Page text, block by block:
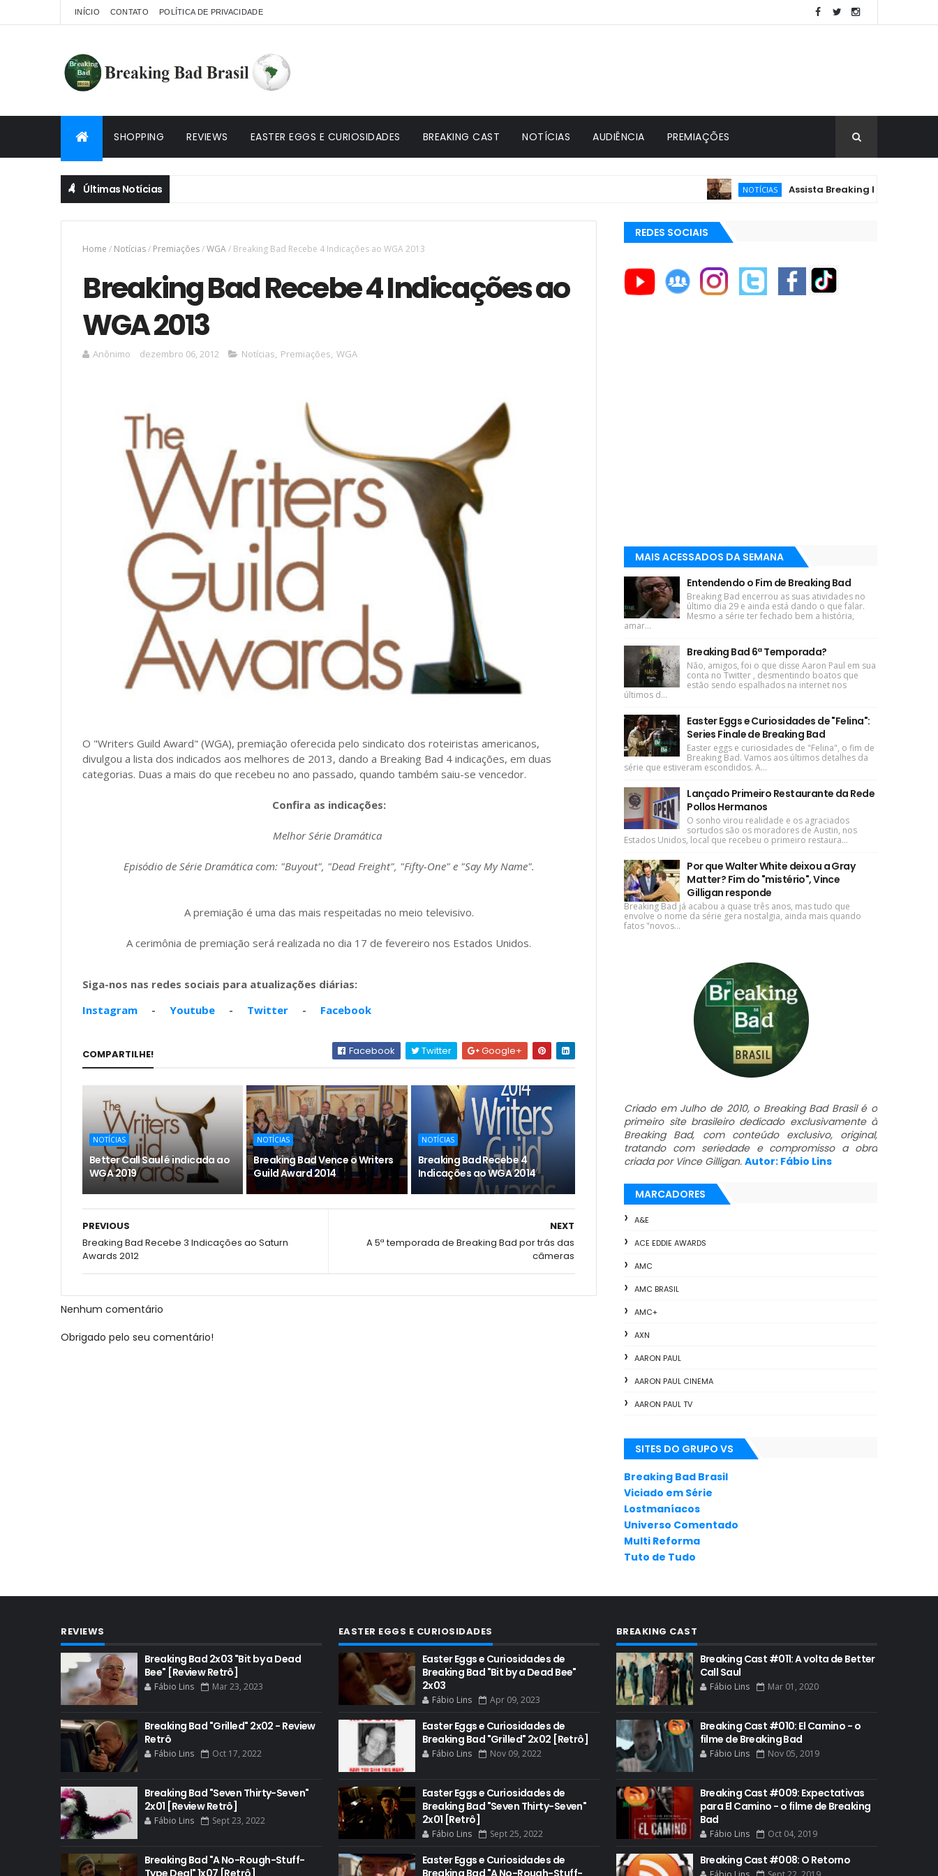
INÍCIO CONTATO POLÍTICA DE PRIVACIDADE
SHOPPING REVIEWS EASTER EGGS E CURIOSIDADES BREAKING CAST NOTÍCIAS AUDIÊNCIA PREMIAÇÕES
Últimas Notícias NOTÍCIAS Assista Breaking Bad de GRAÇA 24
Home / Notícias/ Premiações/WGA/ Breaking Bad Recebe 4 Indicações ao WGA 2013
Breaking Bad Recebe 4 Indicações ao
WGA 2013
Anônimo dezembro 06, 2012 Notícias, Premiações, WGA
O "Writers Guild Award" (WGA), premiação oferecida pelo sindicato dos roteiristas americanos,
divulgou a lista dos indicados aos melhores de 2013, dando a Breaking Bad 4 indicações, em duas
categorias. Duas a mais do que recebeu no ano passado, quando também saiu-se vencedor.
Confira as indicações:
Melhor Série Dramática
Episódio de Série Dramática com: "Buyout", "Dead Freight", "Fifty-One" e "Say My Name".
A premiação é uma das mais respeitadas no meio televisivo.
A cerimônia de premiação será realizada no dia 17 de fevereiro nos Estados Unidos.
Siga-nos nas redes sociais para atualizações diárias:
Instagram
- Youtube - Twitter - Facebook
COMPARTILHE! Facebook Twitter Google+
NOTÍCIAS
Better Call Saul é indicada ao
WGA 2019
NOTÍCIAS
Breaking Bad Vence o Writers
Guild Award 2014
NOTÍCIAS
Breaking Bad Recebe 4
Indicações ao WGA 2014
NEXT
A 5ª temporada de Breaking Bad por trás das
câmeras
PREVIOUS
Breaking Bad Recebe 3 Indicações ao Saturn
Awards 2012
Nenhum comentário
Obrigado pelo seu comentário!
REDES SOCIAIS
MAIS ACESSADOS DA SEMANA
Entendendo o Fim de Breaking Bad
Breaking Bad encerrou as suas atividades no
último dia 29 e ainda está dando o que falar.
Mesmo a série ter fechado bem a história,
amar...
Breaking Bad 6ª Temporada?
Não, amigos, foi o que disse Aaron Paul em sua
conta no Twitter , desmentindo boatos que
estão sendo espalhados na internet nos
últimos d...
Easter Eggs e Curiosidades de "Felina":
Series Finale de Breaking Bad
Easter eggs e curiosidades de "Felina", o fim de
Breaking Bad. Vamos aos últimos detalhes da
série que estiveram escondidos. A...
Lançado Primeiro Restaurante da Rede
Pollos Hermanos
O sonho virou realidade e os agraciados
sortudos são os moradores de Austin, nos
Estados Unidos, local que recebeu o primeiro restaura...
Por que Walter White deixou a Gray
Matter? Fim do "mistério", Vince
Gilligan responde
Breaking Bad já acabou a quase três anos, mas tudo que
envolve o nome da série gera nostalgia, ainda mais quando
fatos "novos...
Criado em Julho de 2010, o Breaking Bad Brasil é o
primeiro site brasileiro dedicado exclusivamente à
Breaking Bad, com conteúdo exclusivo, original,
tratando com seriedade e compromisso a obra
criada por Vince Gilligan. Autor: Fábio Lins
MARCADORES
A&E
ACE EDDIE AWARDS
AMC
AMC BRASIL
AMC+
AXN
AARON PAUL
AARON PAUL CINEMA
AARON PAUL TV
ANIMAÇÃO
ANNA GUNN
APLICATIVOS
ARTES
AUDIÊNCIA
BAND
BASTIDORES
BATTLE CREEK
BETSY BRANDT
BETTER CALL SAUL
BLOOPERS
BLU-RAY
BOB ODENKIRK
BOB ODENKIRK CINEMA
BOB ODENKIRK TV
BREAKING BAD ART PROJECT
SITES DO GRUPO VS
Breaking Bad Brasil
Viciado em Série
Lostmaníacos
Universo Comentado
Multi Reforma
Tuto de Tudo
REVIEWS
Breaking Bad 2x03 "Bit by a Dead
Bee" [Review Retrô]
Fábio Lins Mar 23, 2023
Breaking Bad "Grilled" 2x02 - Review
Retrô
Fábio Lins Oct 17, 2022
Breaking Bad "Seven Thirty-Seven"
2x01 [Review Retrô]
Fábio Lins Sept 23, 2022
Breaking Bad "A No-Rough-Stuff-
Type Deal" 1x07 [Retrô]
EASTER EGGS E CURIOSIDADES
Easter Eggs e Curiosidades de
Breaking Bad "Bit by a Dead Bee"
2x03
Fábio Lins Apr 09, 2023
Easter Eggs e Curiosidades de
Breaking Bad "Grilled" 2x02 [Retrô]
Fábio Lins Nov 09, 2022
Easter Eggs e Curiosidades de
Breaking Bad "Seven Thirty-Seven"
2x01 [Retrô]
Fábio Lins Sept 25, 2022
Easter Eggs e Curiosidades de
Breaking Bad "A No-Rough-Stuff-
BREAKING CAST
Breaking Cast #011: A volta de Better
Call Saul
Fábio Lins Mar 01, 2020
Breaking Cast #010: El Camino - o
filme de Breaking Bad
Fábio Lins Nov 05, 2019
Breaking Cast #009: Expectativas
para El Camino - o filme de Breaking
Bad
Fábio Lins Oct 04, 2019
Breaking Cast #008: O Retorno